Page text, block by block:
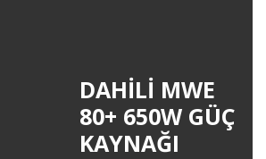
DAHİLİ MWE
80+ 650W GÜÇ
KAYNAĞI